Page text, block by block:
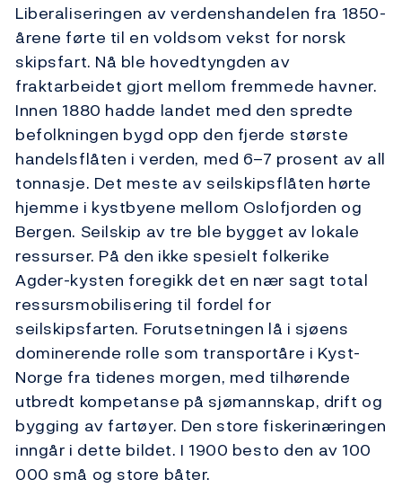
Liberaliseringen av verdenshandelen fra 1850-
årene førte til en voldsom vekst for norsk
skipsfart. Nå ble hovedtyngden av
fraktarbeidet gjort mellom fremmede havner.
Innen 1880 hadde landet med den spredte
befolkningen bygd opp den fjerde største
handelsflåten i verden, med 6–7 prosent av all
tonnasje. Det meste av seilskipsflåten hørte
hjemme i kystbyene mellom Oslofjorden og
Bergen. Seilskip av tre ble bygget av lokale
ressurser. På den ikke spesielt folkerike
Agder-kysten foregikk det en nær sagt total
ressursmobilisering til fordel for
seilskipsfarten. Forutsetningen lå i sjøens
dominerende rolle som transportåre i Kyst-
Norge fra tidenes morgen, med tilhørende
utbredt kompetanse på sjømannskap, drift og
bygging av fartøyer. Den store fiskerinæringen
inngår i dette bildet. I 1900 besto den av 100
000 små og store båter.